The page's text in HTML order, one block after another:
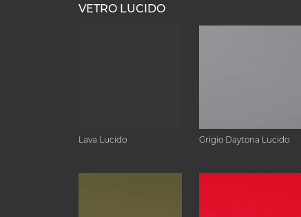
VETRO LUCIDO
Lava Lucido Grigio Daytona Lucido